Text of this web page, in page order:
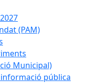
(PAM)
Municipal)
pública